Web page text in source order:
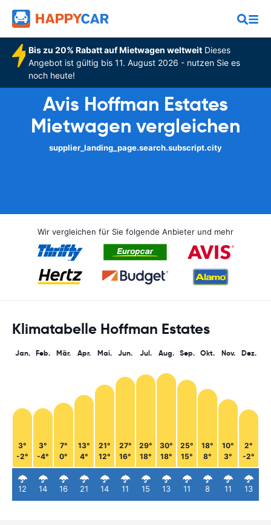
Bis zu 20% Rabatt auf Mietwagen weltweitDieses
Angebot ist gültig bis 11. August 2026 - nutzen Sie es
noch heute!
Avis Hoffman Estates
Mietwagen vergleichen
supplier_landing_page.search.subscript.city
Wir vergleichen für Sie folgende Anbieter und mehr
Klimatabelle Hoffman Estates
Jan.
3°
-2°
12
Feb.
3°
-4°
14
Mär.
7°
0°
16
Apr.
13°
4°
21
Mai.
21°
12°
14
Jun.
27°
16°
11
Jul.
29°
18°
15
Aug.
30°
18°
13
Sep.
25°
15°
11
Okt.
18°
8°
8
Nov.
10°
3°
11
Dez.
2°
-2°
13